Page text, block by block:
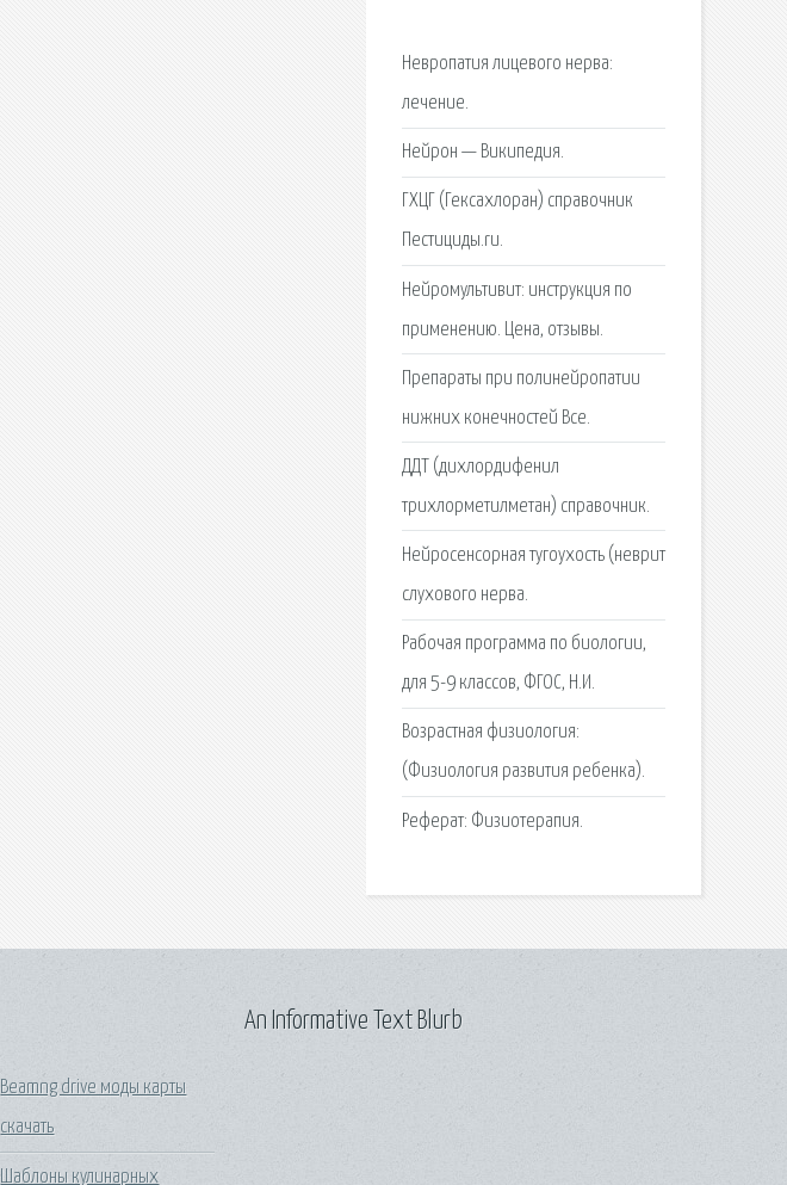
Невропатия лицевого нерва:
лечение.
Нейрон — Википедия.
ГХЦГ (Гексахлоран) справочник
Пестициды.ru.
Нейромультивит: инструкция по
применению. Цена, отзывы.
Препараты при полинейропатии
нижних конечностей Все.
ДДТ (дихлордифенил
трихлорметилметан) справочник.
Нейросенсорная тугоухость (неврит
слухового нерва.
Рабочая программа по биологии,
для 5-9 классов, ФГОС, Н.И.
Возрастная физиология:
(Физиология развития ребенка).
Реферат: Физиотерапия.
Beamng drive моды карты
скачать
Шаблоны кулинарных
An Informative Text Blurb